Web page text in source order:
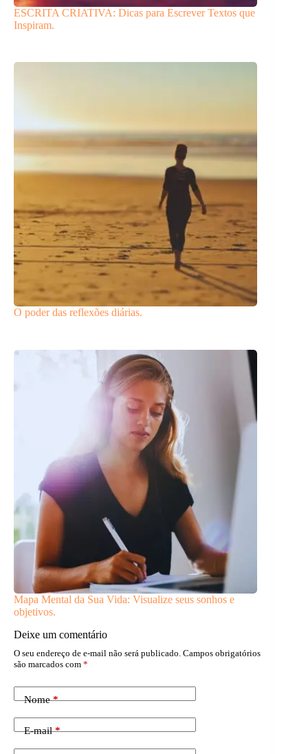
ESCRITA CRIATIVA: Dicas para Escrever Textos que
Inspiram.
O poder das reflexões diárias.
Mapa Mental da Sua Vida: Visualize seus sonhos e
objetivos.
Deixe um comentário
O seu endereço de e-mail não será publicado. Campos obrigatórios
são marcados com *
Nome*
E-mail*